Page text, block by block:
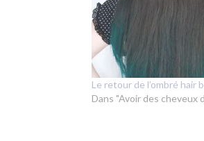
Le retour de l’ombré hair
Dans "Avoir des cheveux